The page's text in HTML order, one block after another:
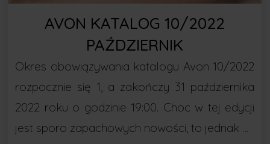
AVON KATALOG 10/2022
PAŹDZIERNIK
Okres obowiązywania katalogu Avon 10/2022
rozpocznie się 1, a zakończy 31 października
2022 roku o godzinie 19:00. Choc w tej edycji
jest sporo zapachowych nowości, to jednak …